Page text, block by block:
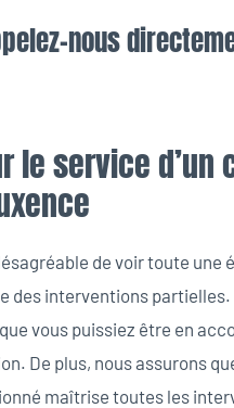
nous
le service
de voir toute une
des interventions
vous puissiez être en
De plus, nous assurons
maîtrise toutes les